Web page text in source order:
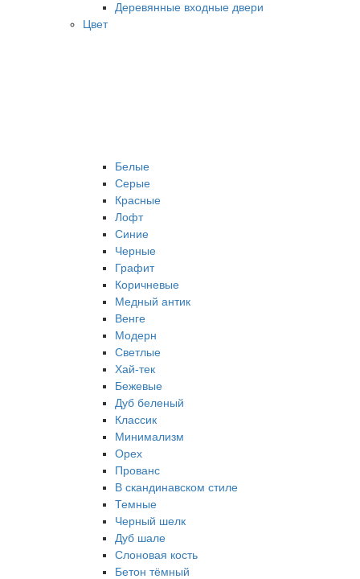
Деревянные входные двери
Цвет
Белые
Серые
Красные
Лофт
Синие
Черные
Графит
Коричневые
Медный антик
Венге
Модерн
Светлые
Хай-тек
Бежевые
Дуб беленый
Классик
Минимализм
Орех
Прованс
В скандинавском стиле
Темные
Черный шелк
Дуб шале
Слоновая кость
Бетон тёмный